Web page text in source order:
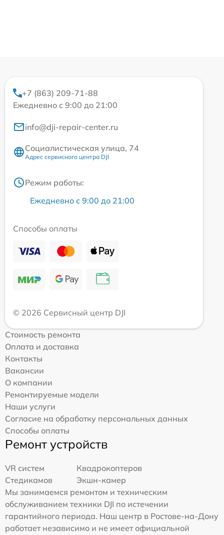
+7 (863) 209-71-88
Ежедневно с 9:00 до 21:00
info@dji-repair-center.ru
Социалистическая улица, 74
Адрес сервисного центра DJI
Режим работы:
Ежедневно с 9:00 до 21:00
Способы оплаты
© 2026 Сервисный центр DJI
Стоимость ремонта
Оплата и доставка
Контакты
Вакансии
О компании
Ремонтируемые модели
Наши услуги
Согласие на обработку персональных данных
Способы оплаты
Ремонт устройств
VR систем
Квадрокоптеров
Стедикамов
Экшн-камер
Мы занимаемся ремонтом и техническим
обслуживанием техники DJI по истечении
гарантийного периода. Наш центр в Ростове-на-Дону
работает независимо и не имеет официальной